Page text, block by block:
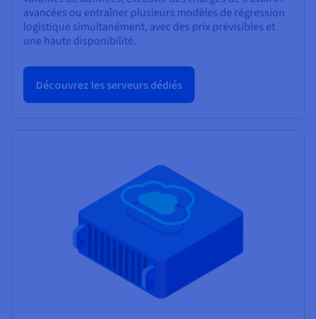
avancées ou entraîner plusieurs modèles de régression
logistique simultanément, avec des prix prévisibles et
une haute disponibilité.
Découvrez les serveurs dédiés